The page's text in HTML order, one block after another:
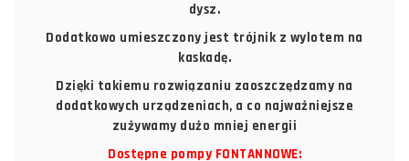
dysz.
Dodatkowo umieszczony jest trójnik z wylotem na
kaskadę.
Dzięki takiemu rozwiązaniu zaoszczędzamy na
dodatkowych urządzeniach, a co najważniejsze
zużywamy dużo mniej energii
Dostępne pompy FONTANNOWE: